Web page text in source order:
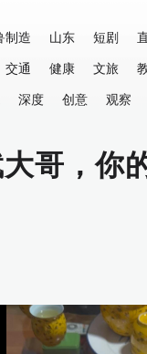
制造 山东 短剧
交通 健康 文旅
深度 创意 观察
哥，你